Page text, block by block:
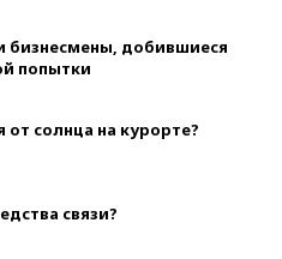
бизнесмены, добившиеся
попытки
от солнца на курорте?
связи?